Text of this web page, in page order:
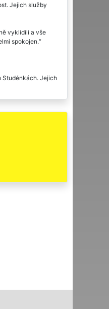
Jejich služby
vyklidili a vše
spokojen.
Studénkách. Jejich